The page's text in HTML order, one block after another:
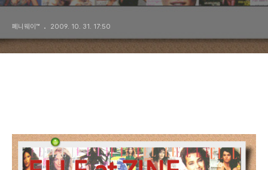
페니웨이™ 2009. 10. 31. 17:50